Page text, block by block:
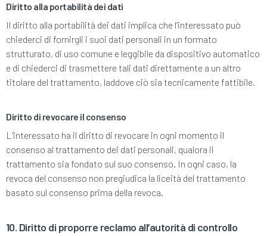
Diritto alla portabilità dei dati
Il diritto alla portabilità dei dati implica che l’interessato può
chiederci di fornirgli i suoi dati personali in un formato
strutturato, di uso comune e leggibile da dispositivo automatico
e di chiederci di trasmettere tali dati direttamente a un altro
titolare del trattamento, laddove ciò sia tecnicamente fattibile.
Diritto di revocare il consenso
L’interessato ha il diritto di revocare in ogni momento il
consenso al trattamento dei dati personali, qualora il
trattamento sia fondato sul suo consenso. In ogni caso, la
revoca del consenso non pregiudica la liceità del trattamento
basato sul consenso prima della revoca.
10. Diritto di proporre reclamo all’autorità di controllo